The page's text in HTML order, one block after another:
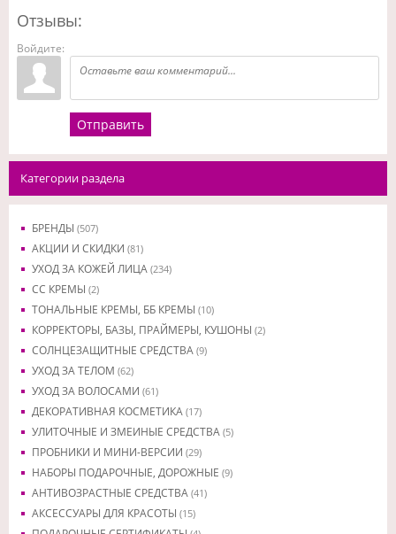
Отзывы:
Войдите:
Отправить
Категории раздела
БРЕНДЫ (507)
АКЦИИ И СКИДКИ (81)
УХОД ЗА КОЖЕЙ ЛИЦА (234)
CC КРЕМЫ (2)
ТОНАЛЬНЫЕ КРЕМЫ, ББ КРЕМЫ (10)
КОРРЕКТОРЫ, БАЗЫ, ПРАЙМЕРЫ, КУШОНЫ (2)
СОЛНЦЕЗАЩИТНЫЕ СРЕДСТВА (9)
УХОД ЗА ТЕЛОМ (62)
УХОД ЗА ВОЛОСАМИ (61)
ДЕКОРАТИВНАЯ КОСМЕТИКА (17)
УЛИТОЧНЫЕ И ЗМЕИНЫЕ СРЕДСТВА (5)
ПРОБНИКИ И МИНИ-ВЕРСИИ (29)
НАБОРЫ ПОДАРОЧНЫЕ, ДОРОЖНЫЕ (9)
АНТИВОЗРАСТНЫЕ СРЕДСТВА (41)
АКСЕССУАРЫ ДЛЯ КРАСОТЫ (15)